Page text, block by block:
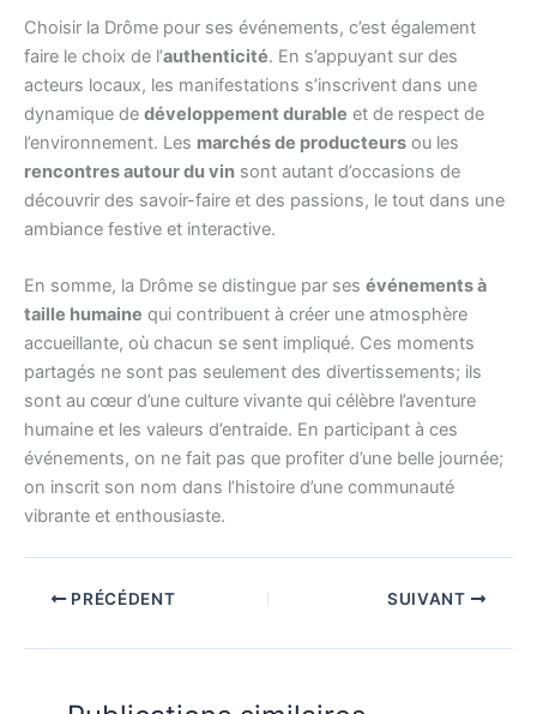
Choisir la Drôme pour ses événements, c’est également
faire le choix de l’authenticité. En s’appuyant sur des
acteurs locaux, les manifestations s’inscrivent dans une
dynamique de développement durable et de respect de
l’environnement. Les marchés de producteurs ou les
rencontres autour du vin sont autant d’occasions de
découvrir des savoir-faire et des passions, le tout dans une
ambiance festive et interactive.
En somme, la Drôme se distingue par ses événements à
taille humaine qui contribuent à créer une atmosphère
accueillante, où chacun se sent impliqué. Ces moments
partagés ne sont pas seulement des divertissements; ils
sont au cœur d’une culture vivante qui célèbre l’aventure
humaine et les valeurs d’entraide. En participant à ces
événements, on ne fait pas que profiter d’une belle journée;
on inscrit son nom dans l’histoire d’une communauté
vibrante et enthousiaste.
PRÉCÉDENT SUIVANT